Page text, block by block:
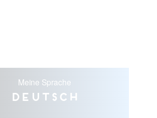
Meine Sprache
Deutsch